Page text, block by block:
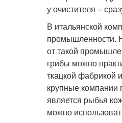
у очистителя –
В итальянской
промышленности.
от такой
грибы можно
ткацкой фабрикой
крупные компании
является рыбья
можно